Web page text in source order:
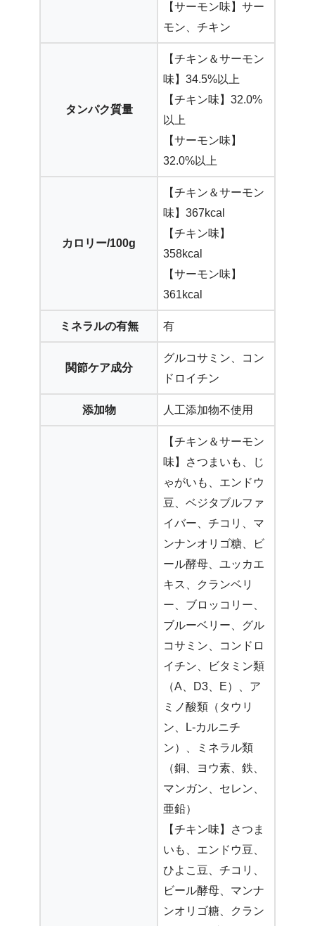
【サーモン味】サー
モン、チキン
タンパク質量
【チキン＆サーモン
味】34.5%以上
【チキン味】32.0%
以上
【サーモン味】
32.0%以上
カロリー/100g
【チキン＆サーモン
味】367kcal
【チキン味】
358kcal
【サーモン味】
361kcal
ミネラルの有無 有
関節ケア成分
グルコサミン、コン
ドロイチン
添加物 人工添加物不使用
【チキン＆サーモン
味】さつまいも、じ
ゃがいも、エンドウ
豆、ベジタブルファ
イバー、チコリ、マ
ンナンオリゴ糖、ビ
ール酵母、ユッカエ
キス、クランベリ
ー、ブロッコリー、
ブルーベリー、グル
コサミン、コンドロ
イチン、ビタミン類
（A、D3、E）、ア
ミノ酸類（タウリ
ン、L-カルニチ
ン）、ミネラル類
（銅、ヨウ素、鉄、
マンガン、セレン、
亜鉛）
【チキン味】さつま
いも、エンドウ豆、
ひよこ豆、チコリ、
ビール酵母、マンナ
ンオリゴ糖、クラン